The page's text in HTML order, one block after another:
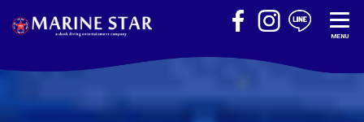
MENU